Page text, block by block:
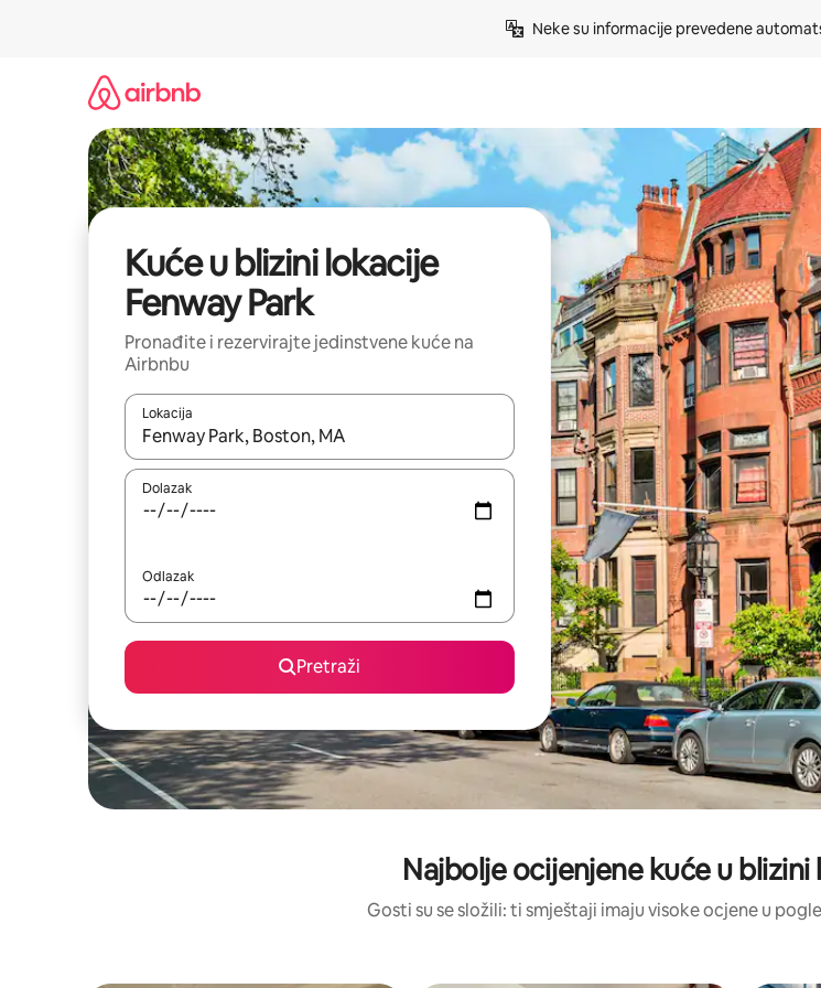
Neke su informacije prevedene
Kuće u blizini lokacije
Fenway Park
Pronađite i rezervirajte jedinstvene kuće na
Airbnbu
Lokacija
Kada budu dostupni rezultati, moći ćete ih pregledati koristeći se strelicama prema gore i
Dolazak
Odlazak
Pretraži
Najbolje ocijenjene kuće u blizini
Gosti su se složili: ti smještaji imaju visoke ocjene u